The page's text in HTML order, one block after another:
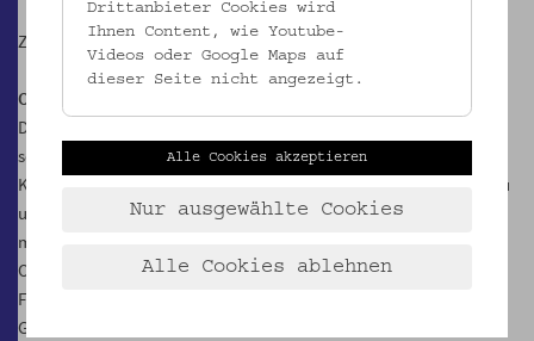
Zur Ausstellung erscheint ein Katalog.
Objekte im Fokus
Das Volkskundemuseum präsentiert Objekte und Sammlungen aus
seinen eigenen Depots in einer spezifischen Ausstellungsreihe.
Kuratorinnen und Kuratoren bearbeiten Teile der Sammlungen neu
und entwickeln unterschiedliche Positionen in Bezug auf dieses
museale Universum der Dinge. Die Auseinandersetzung mit den
Objekten bringt Erstaunliches zu Tage und wirft mitunter neue
Fragen auf – zu den ‚Biografien‘ der Dinge, aber auch zur
Geschichte der Sammlungen und des Museums. ‚Objekte im Fokus‘
Drittanbieter Cookies wird
Ihnen Content, wie Youtube-
Videos oder Google Maps auf
dieser Seite nicht angezeigt.
Alle Cookies akzeptieren
Nur ausgewählte Cookies
Alle Cookies ablehnen